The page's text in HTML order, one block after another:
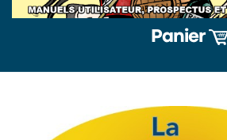
Panier